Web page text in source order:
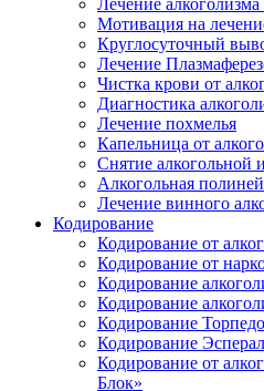
Лечение
Мотивация на
Круглосуточный
Лечение
Чистка крови от
Диагностика
Лечение похмелья
Капельница от
Снятие алкогольной
Алкогольная
Лечение винного
Кодирование
Кодирование от
Кодирование от
Кодирование
Кодирование
Кодирование Торпедо
Кодирование
Кодирование от
Блок»